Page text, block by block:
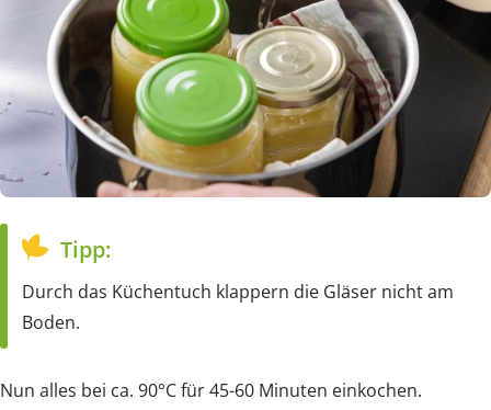
Tipp:
Durch das Küchentuch klappern die Gläser nicht am
Boden.
Nun alles bei ca. 90°C für 45-60 Minuten einkochen.